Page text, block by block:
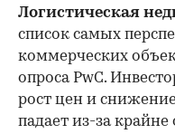
Логистическая
список самых
коммерческих
опроса PwC.
рост цен и
падает из-за